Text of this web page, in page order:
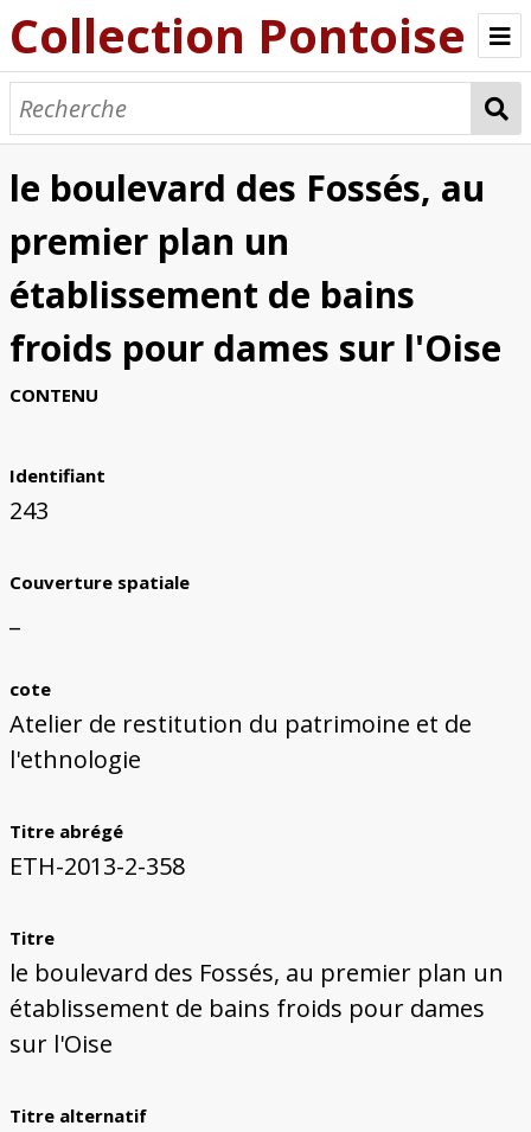
Collection Pontoise
Parcourir
Présentation de la collection Pontoise
Quartiers
Chronologie
Thématiques
Voieries, aménagements
Constructions civiles
Edifices religieux
Funéraire
Production
Formations naturelles
structures défensive et militaire
Items
le boulevard des Fossés, au
premier plan un
établissement de bains
froids pour dames sur l'Oise
CONTENU
Identifiant
243
Couverture spatiale
cote
Atelier de restitution du patrimoine et de
l'ethnologie
Titre abrégé
ETH-2013-2-358
Titre
le boulevard des Fossés, au premier plan un
établissement de bains froids pour dames
sur l'Oise
Titre alternatif